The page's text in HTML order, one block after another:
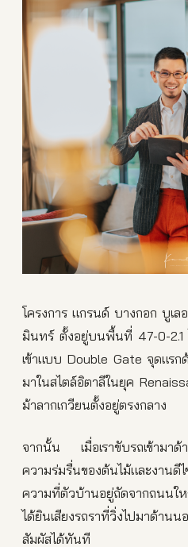
โครงการ แกรนด์ บางกอก บูเ
มินทร์ ตั้งอยู่บนพื้นที่ 47-0-2.1
เข้าแบบ Double Gate จุดแร
มาในสไตล์อิตาลีในยุค
ม้าลากเกวียนตั้งอยู่ตรงกลาง
จากนั้น เมื่อเราขับรถเข้ามาด้
ความร่มรื่นของต้นไม้และงา
ความที่ตัวบ้านอยู่ถัดจากถนนใ
ได้ยินเสียงรถราที่วิ่งไปมาด้
สัมผัสได้ทันที